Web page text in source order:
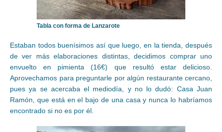
Tabla con forma de Lanzarote
Estaban todos buenísimos así que luego, en la tienda, después
de ver más elaboraciones distintas, decidimos comprar uno
envuelto en pimienta (16€) que resultó estar delicioso.
Aprovechamos para preguntarle por algún restaurante cercano,
pues ya se acercaba el mediodía, y no lo dudó: Casa Juan
Ramón, que está en el bajo de una casa y nunca lo habríamos
encontrado si no es por él.